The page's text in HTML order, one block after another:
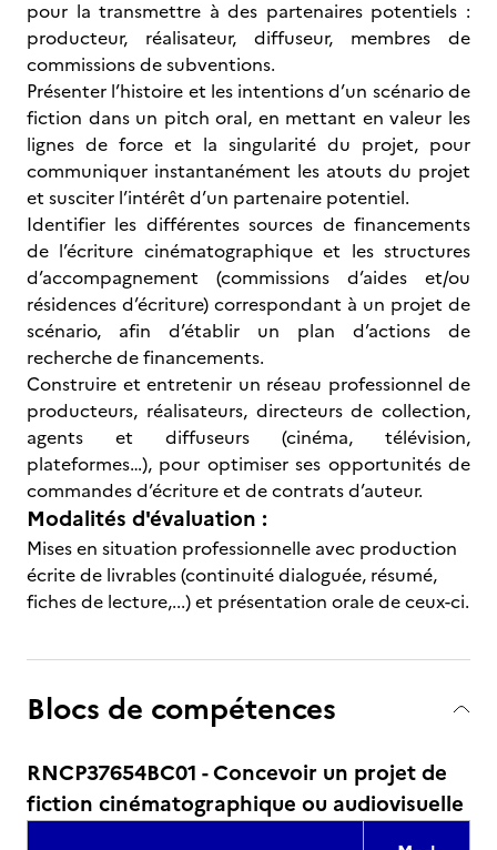
pour la transmettre à des partenaires potentiels :
producteur, réalisateur, diffuseur, membres de
commissions de subventions.
Présenter l’histoire et les intentions d’un scénario de
fiction dans un pitch oral, en mettant en valeur les
lignes de force et la singularité du projet, pour
communiquer instantanément les atouts du projet
et susciter l’intérêt d’un partenaire potentiel.
Identifier les différentes sources de financements
de l’écriture cinématographique et les structures
d’accompagnement (commissions d’aides et/ou
résidences d’écriture) correspondant à un projet de
scénario, afin d’établir un plan d’actions de
recherche de financements.
Construire et entretenir un réseau professionnel de
producteurs, réalisateurs, directeurs de collection,
agents et diffuseurs (cinéma, télévision,
plateformes…), pour optimiser ses opportunités de
commandes d’écriture et de contrats d’auteur.
Modalités d'évaluation :
Mises en situation professionnelle avec production
écrite de livrables (continuité dialoguée, résumé,
fiches de lecture,...) et présentation orale de ceux-ci.
Blocs de compétences
RNCP37654BC01 - Concevoir un projet de
fiction cinématographique ou audiovisuelle